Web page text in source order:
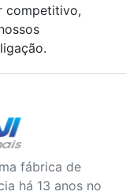
competitivo,
fábrica de
há 13 anos no